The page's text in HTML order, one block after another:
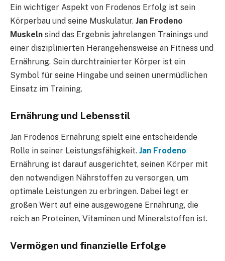
Ein wichtiger Aspekt von Frodenos Erfolg ist sein
Körperbau und seine Muskulatur. Jan Frodeno
Muskeln sind das Ergebnis jahrelangen Trainings und
einer disziplinierten Herangehensweise an Fitness und
Ernährung. Sein durchtrainierter Körper ist ein
Symbol für seine Hingabe und seinen unermüdlichen
Einsatz im Training.
Ernährung und Lebensstil
Jan Frodenos Ernährung spielt eine entscheidende
Rolle in seiner Leistungsfähigkeit. Jan Frodeno
Ernährung ist darauf ausgerichtet, seinen Körper mit
den notwendigen Nährstoffen zu versorgen, um
optimale Leistungen zu erbringen. Dabei legt er
großen Wert auf eine ausgewogene Ernährung, die
reich an Proteinen, Vitaminen und Mineralstoffen ist.
Vermögen und finanzielle Erfolge